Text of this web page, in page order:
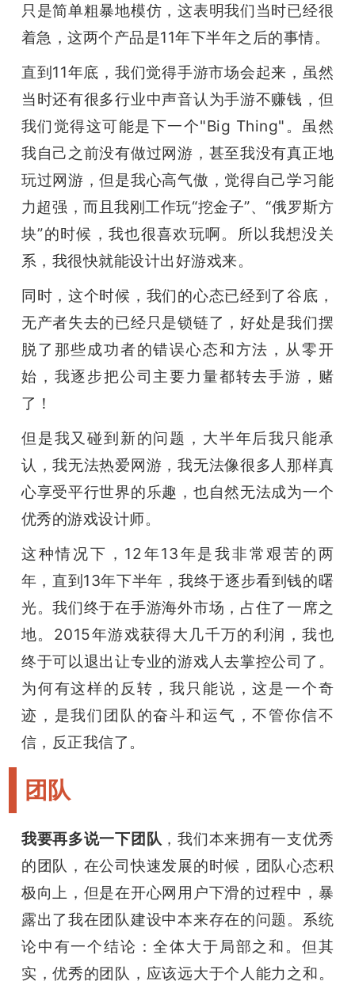
只是简单粗暴地模仿，这表明我们当时已经很
着急，这两个产品是11年下半年之后的事情。
直到11年底，我们觉得手游市场会起来，虽然
当时还有很多行业中声音认为手游不赚钱，但
我们觉得这可能是下一个"Big Thing"。虽然
我自己之前没有做过网游，甚至我没有真正地
玩过网游，但是我心高气傲，觉得自己学习能
力超强，而且我刚工作玩“挖金子”、“俄罗斯方
块”的时候，我也很喜欢玩啊。所以我想没关
系，我很快就能设计出好游戏来。
同时，这个时候，我们的心态已经到了谷底，
无产者失去的已经只是锁链了，好处是我们摆
脱了那些成功者的错误心态和方法，从零开
始，我逐步把公司主要力量都转去手游，赌
了！
但是我又碰到新的问题，大半年后我只能承
认，我无法热爱网游，我无法像很多人那样真
心享受平行世界的乐趣，也自然无法成为一个
优秀的游戏设计师。
这种情况下，12年13年是我非常艰苦的两
年，直到13年下半年，我终于逐步看到钱的曙
光。我们终于在手游海外市场，占住了一席之
地。2015年游戏获得大几千万的利润，我也
终于可以退出让专业的游戏人去掌控公司了。
为何有这样的反转，我只能说，这是一个奇
迹，是我们团队的奋斗和运气，不管你信不
信，反正我信了。
团队
我要再多说一下团队 ，我们本来拥有一支优秀
的团队，在公司快速发展的时候，团队心态积
极向上，但是在开心网用户下滑的过程中，暴
露出了我在团队建设中本来存在的问题。系统
论中有一个结论：全体大于局部之和。但其
实，优秀的团队，应该远大于个人能力之和。